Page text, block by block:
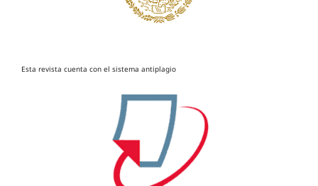
Esta revista cuenta con el sistema antiplagio